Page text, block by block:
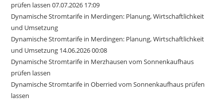
prüfen lassen 07.07.2026 17:09
Dynamische Stromtarife in Merdingen: Planung, Wirtschaftlichkeit
und Umsetzung
Dynamische Stromtarife in Merdingen: Planung, Wirtschaftlichkeit
und Umsetzung 14.06.2026 00:08
Dynamische Stromtarife in Merzhausen vom Sonnenkaufhaus
prüfen lassen
Dynamische Stromtarife in Oberried vom Sonnenkaufhaus prüfen
lassen